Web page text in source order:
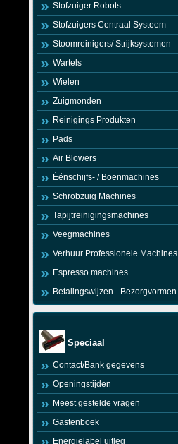
Stofzuiger Robots
Stofzuigers Centraal Systeem
Stoomreinigers/ Strijksystemen
Wartels
Wielen
Zuigmonden
Reinigings Produkten
Pads
Air Blowers
Éénschijfs- / Boenmachines
Schrobzuig Machines
Tapijtreinigingsmachines
Veegmachines
Verhuur Professionele Machines
Espresso machines
Betalingswijzen - Bezorgvormen
Speciaal
Contact/Bank gegevens
Openingstijden
Meest gestelde vragen
Gastenboek
Energielabel uitleg